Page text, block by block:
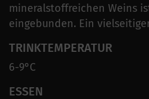
mineralstoffreichen Weins
eingebunden. Ein
TRINKTEMPERATUR
6-9°C
ESSEN